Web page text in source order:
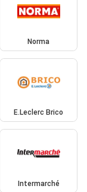
Norma
E.Leclerc Brico
Intermarché